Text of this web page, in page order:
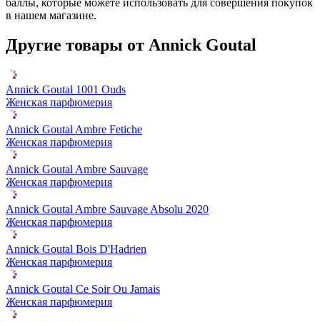
в нашем магазине.
Другие товары от Annick Goutal
Annick Goutal 1001 Ouds
Женская парфюмерия
Annick Goutal Ambre Fetiche
Женская парфюмерия
Annick Goutal Ambre Sauvage
Женская парфюмерия
Annick Goutal Ambre Sauvage Absolu 2020
Женская парфюмерия
Annick Goutal Bois D'Hadrien
Женская парфюмерия
Annick Goutal Ce Soir Ou Jamais
Женская парфюмерия